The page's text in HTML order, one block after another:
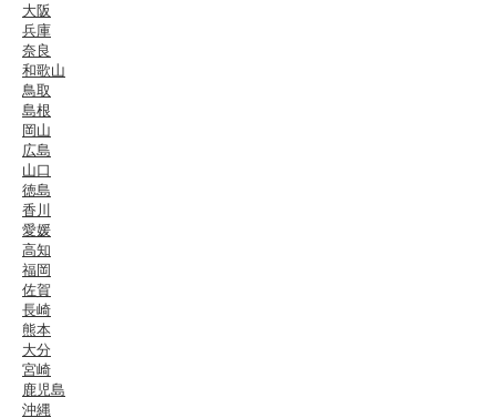
大阪
兵庫
奈良
和歌山
鳥取
島根
岡山
広島
山口
徳島
香川
愛媛
高知
福岡
佐賀
長崎
熊本
大分
宮崎
鹿児島
沖縄